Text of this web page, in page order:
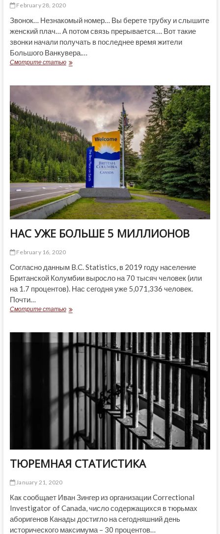
February 28, 2020
Звонок… Незнакомый номер… Вы берете трубку и слышите
женский плач… А потом связь прерывается…. Вот такие
звонки начали получать в последнее время жители
Большого Ванкувера.…
Смотрите статьюИГРЫ
НАС УЖЕ БОЛЬШЕ 5 МИЛЛИОНОВ
February 16, 2020
Согласно данным B.C. Statistics, в 2019 году население
Британской Колумбии выросло на 70 тысяч человек (или
на 1.7 процентов). Нас сегодня уже 5,071,336 человек.
Почти…
Смотрите статьюНАС
МИЛЛИОНОВ
ТЮРЕМНАЯ СТАТИСТИКА
January 21, 2020
Как сообщает Иван Зингер из организации Correctional
Investigator of Canada, число содержащихся в тюрьмах
аборигенов Канады достигло на сегодняшний день
исторического максимума – 30 процентов…